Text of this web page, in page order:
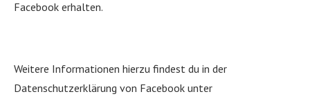
Facebook erhalten.
Weitere Informationen hierzu findest du in der
Datenschutzerklärung von Facebook unter